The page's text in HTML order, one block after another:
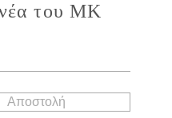
του MK
Αποστολή